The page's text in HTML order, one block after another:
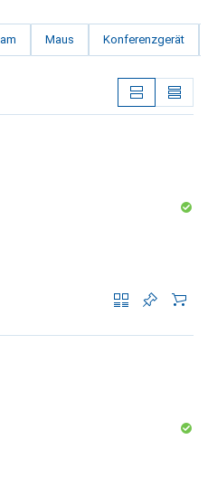
Maus Konferenzgerät